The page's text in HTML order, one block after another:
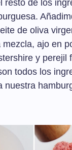
resto de los
de oliva
ajo en
y perejil
todos los
nuestra